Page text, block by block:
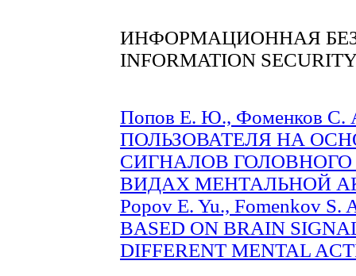
ИНФОРМАЦИОННАЯ
INFORMATION
Попов Е. Ю., Фоменков
ПОЛЬЗОВАТЕЛЯ НА
СИГНАЛОВ
ВИДАХ МЕНТАЛЬНОЙ
Popov E. Yu., Fomenkov
BASED ON BRAIN
DIFFERENT MENTAL